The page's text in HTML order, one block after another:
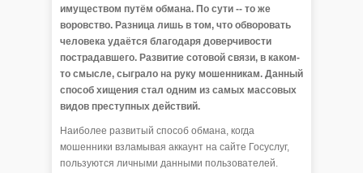
имуществом путём обмана. По сути -- то же
воровство. Разница лишь в том, что обворовать
человека удаётся благодаря доверчивости
пострадавшего. Развитие сотовой связи, в каком-
то смысле, сыграло на руку мошенникам. Данный
способ хищения стал одним из самых массовых
видов преступных действий.
Наиболее развитый способ обмана, когда
мошенники взламывая аккаунт на сайте Госуслуг,
пользуются личными данными пользователей.